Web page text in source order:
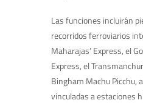
Las funciones incluirán
recorridos ferroviarios
Maharajas’ Express, el
Express, el
Bingham Machu Picchu,
vinculadas a estaciones